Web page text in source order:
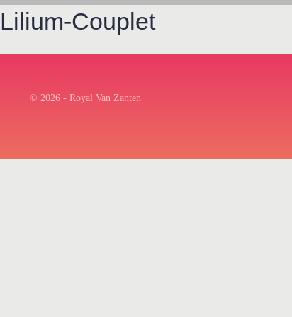
Lilium-Couplet
© 2026 - Royal Van Zanten